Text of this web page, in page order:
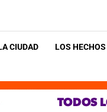
CIUDAD LOS HECHOS